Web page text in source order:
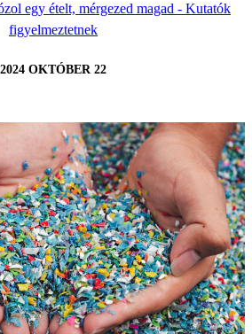
egy ételt, mérgezed magad - Kutatók
figyelmeztetnek
2024 OKTÓBER 22